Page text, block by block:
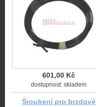
601,00 Kč
dostupnost: skladem
Šroubení pro brzdové